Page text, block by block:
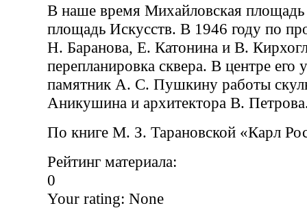
В наше время Михайловская площадь
площадь Искусств. В 1946 году по
Н. Баранова, Е. Катонина и В.
перепланировка сквера. В центре его
памятник А. С. Пушкину работы
Аникушина и архитектора В.
По книге М. З. Тарановской «Карл
Рейтинг материала:
0
Your rating: None